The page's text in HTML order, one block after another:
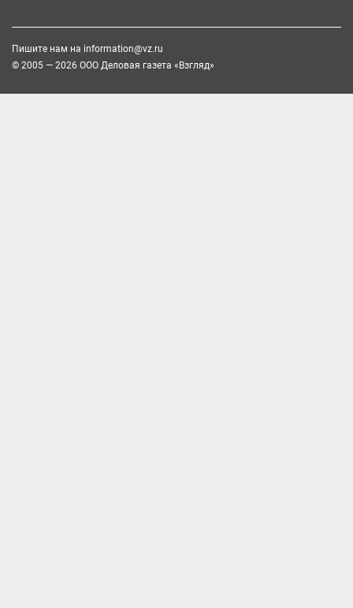
Пишите нам на information@vz.ru
© 2005 — 2026 ООО Деловая газета «Взгляд»